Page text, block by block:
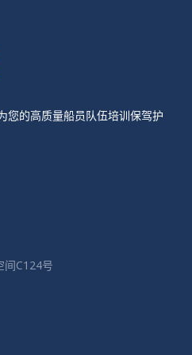
您的高质量船员队伍培训保驾护
间C124号